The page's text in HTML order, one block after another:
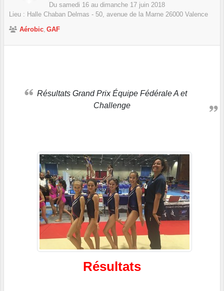
Du samedi 16 au dimanche 17 juin 2018
Lieu : Halle Chaban Delmas - 50, avenue de la Marne 26000 Valence
Aérobic GAF
Résultats Grand Prix Équipe Fédérale A et
Challenge
Résultats